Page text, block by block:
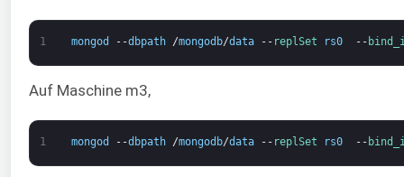
1 mongod --dbpath /mongodb/data -- replSet rs0 --
Auf Maschine m3,
1 mongod --dbpath /mongodb/data -- replSet rs0 --